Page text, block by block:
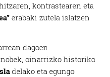
kontrastearen eta
erabaki zutela islatzen
dagoen
oinarrizko historiko
delako eta egungo